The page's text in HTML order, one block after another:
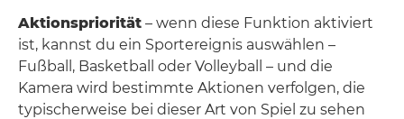
Aktionspriorität – wenn diese Funktion aktiviert
ist, kannst du ein Sportereignis auswählen –
Fußball, Basketball oder Volleyball – und die
Kamera wird bestimmte Aktionen verfolgen, die
typischerweise bei dieser Art von Spiel zu sehen